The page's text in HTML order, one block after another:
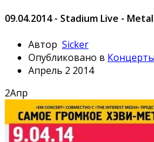
09.04.2014 - Stadium Live -
Автор Sicker
Опубликовано в Концерты
Апрель 2 2014
2Апр